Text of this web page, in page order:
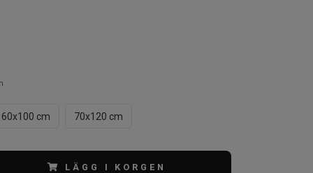
60x100 cm 70x120 cm
LÄGG I KORGEN